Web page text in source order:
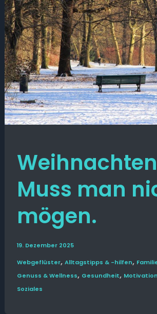
Muss man
mögen.
19. Dezember 2025
Web­­geflüster, Alltags­tipps & -hilfen,
Genuss & Wellness, Gesund­heit, Motivation
Soziales